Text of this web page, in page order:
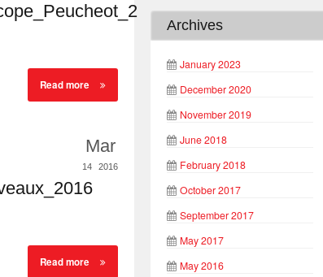
Read more
Mar
14 2016
Read more
Archives
January 2023
December 2020
November 2019
June 2018
February 2018
October 2017
September 2017
May 2017
May 2016